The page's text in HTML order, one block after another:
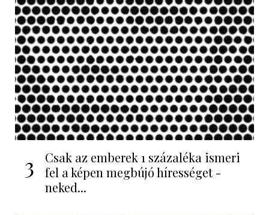
3
Csak az emberek 1 százaléka ismeri
fel a képen megbújó hírességet -
neked...